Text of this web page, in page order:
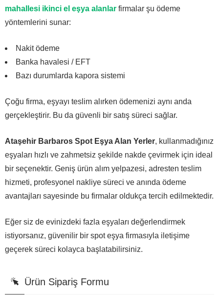
mahallesi ikinci el eşya alanlar firmalar şu ödeme
yöntemlerini sunar:
Nakit ödeme
Banka havalesi / EFT
Bazı durumlarda kapora sistemi
Çoğu firma, eşyayı teslim alırken ödemenizi aynı anda
gerçekleştirir. Bu da güvenli bir satış süreci sağlar.
Ataşehir Barbaros Spot Eşya Alan Yerler, kullanmadığınız
eşyaları hızlı ve zahmetsiz şekilde nakde çevirmek için ideal
bir seçenektir. Geniş ürün alım yelpazesi, adresten teslim
hizmeti, profesyonel nakliye süreci ve anında ödeme
avantajları sayesinde bu firmalar oldukça tercih edilmektedir.
Eğer siz de evinizdeki fazla eşyaları değerlendirmek
istiyorsanız, güvenilir bir spot eşya firmasıyla iletişime
geçerek süreci kolayca başlatabilirsiniz.
Ürün Sipariş Formu